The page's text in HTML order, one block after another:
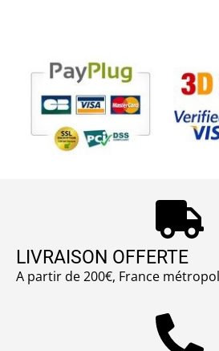
LIVRAISON OFFERTE
A partir de 200€, France